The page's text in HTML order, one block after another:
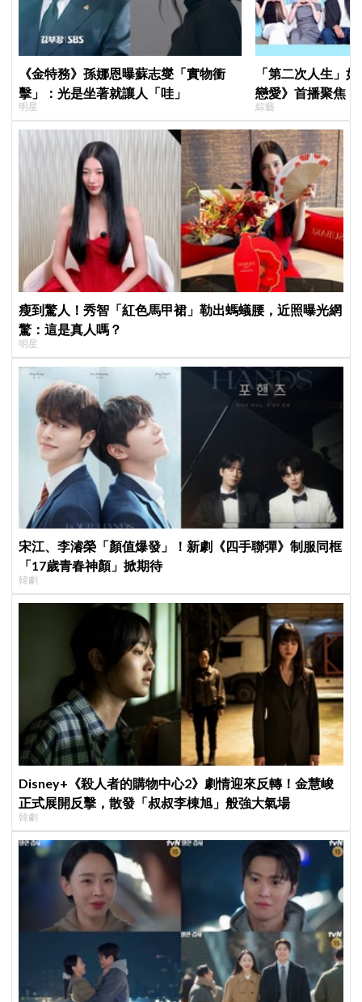
《金特務》孫娜恩曝蘇志燮「實物衝
擊」：光是坐著就讓人「哇」
明星
「第二次人生」
戀愛》首播聚焦
全場淚崩，初見
綜藝
瘦到驚人！秀智「紅色馬甲裙」勒出螞蟻腰，近照曝光網
驚：這是真人嗎？
明星
宋江、李濬榮「顏值爆發」！新劇《四手聯彈》制服同框
「17歲青春神顏」掀期待
韓劇
Disney+《殺人者的購物中心2》劇情迎來反轉！金慧峻
正式展開反擊，散發「叔叔李棟旭」般強大氣場
韓劇